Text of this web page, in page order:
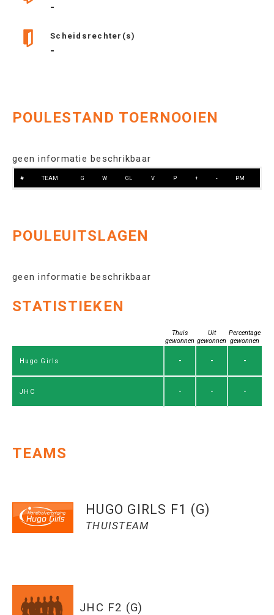
-
Scheidsrechter(s)
-
POULESTAND TOERNOOIEN
geen informatie beschrikbaar
# TEAM G W GL V P + - PM
POULEUITSLAGEN
geen informatie beschrikbaar
STATISTIEKEN
Thuis
gewonnen
Uit
gewonnen
Percentage
gewonnen
Hugo Girls - - -
JHC - - -
TEAMS
HUGO GIRLS F1 (G)
THUISTEAM
JHC F2 (G)